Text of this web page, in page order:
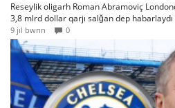
Reseylik oligarh Roman Abramoviç
3,8 mlrd dollar qarjı salğan dep
9 jıl bwrın 0